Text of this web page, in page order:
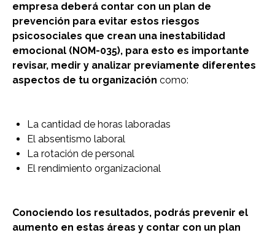
empresa deberá contar con un plan de
prevención para evitar estos riesgos
psicosociales que crean una inestabilidad
emocional (NOM-035), para esto es importante
revisar, medir y analizar previamente diferentes
aspectos de tu organización como:
La cantidad de horas laboradas
El absentismo laboral
La rotación de personal
El rendimiento organizacional
Conociendo los resultados, podrás prevenir el
aumento en estas áreas y contar con un plan